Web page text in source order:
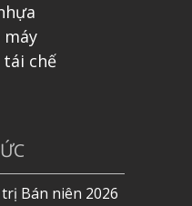
máy
tái chế
Bán niên 2026